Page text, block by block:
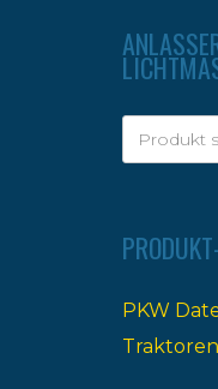
PKW